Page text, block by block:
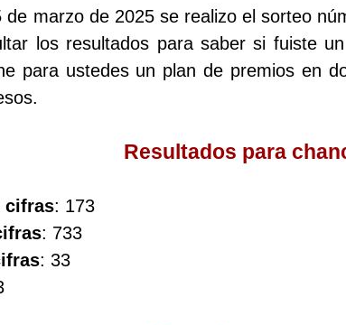
Día
Tarde
Tarde
de marzo de 2025 se realizo el sorteo
los resultados para saber si fuiste
para ustedes un plan de premios en
Resultados para
cifras: 173
: 733
: 33